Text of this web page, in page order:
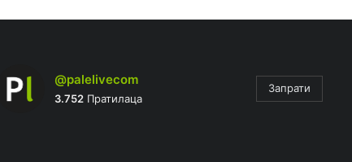
@palelivecom
3.752Пратилаца
Запрати